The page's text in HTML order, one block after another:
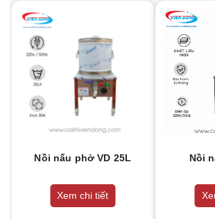
Nồi nấu phở VD 25L
Xem chi tiết
Nồi